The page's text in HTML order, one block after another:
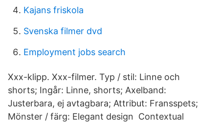
Kajans friskola
Svenska filmer dvd
Employment jobs search
Xxx-klipp. Xxx-filmer. Typ / stil: Linne och
shorts; Ingår: Linne, shorts; Axelband:
Justerbara, ej avtagbara; Attribut: Fransspets;
Mönster / färg: Elegant design Contextual